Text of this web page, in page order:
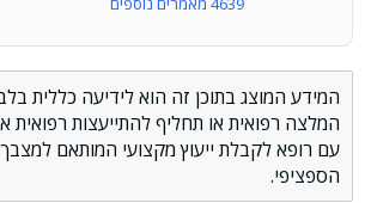
המידע המוצג בתוכן זה הוא לידיעה כללית
המלצה רפואית או תחליף להתייעצות רפואית
עם רופא לקבלת ייעוץ מקצועי המותאם למצבך
הספציפי.